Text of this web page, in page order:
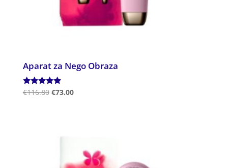
Aparat za Nego Obraza
Ocenjeno
€116.80 €73.00